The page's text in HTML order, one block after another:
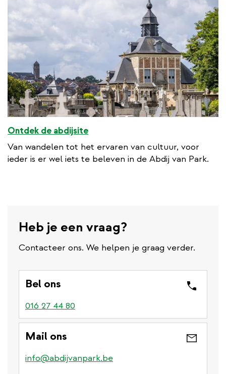
l
i
k
Ontdek de abdijsite
Van wandelen tot het ervaren van cultuur, voor
ieder is er wel iets te beleven in de Abdij van Park.
Heb je een vraag?
Contacteer ons. We helpen je graag verder.
Bel ons
016 27 44 80
Mail ons
info@abdijvanpark.be